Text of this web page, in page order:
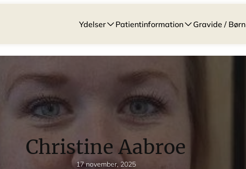
Ydelser Patientinformation Gravide / Børn
Christine Aabroe
17 november, 2025